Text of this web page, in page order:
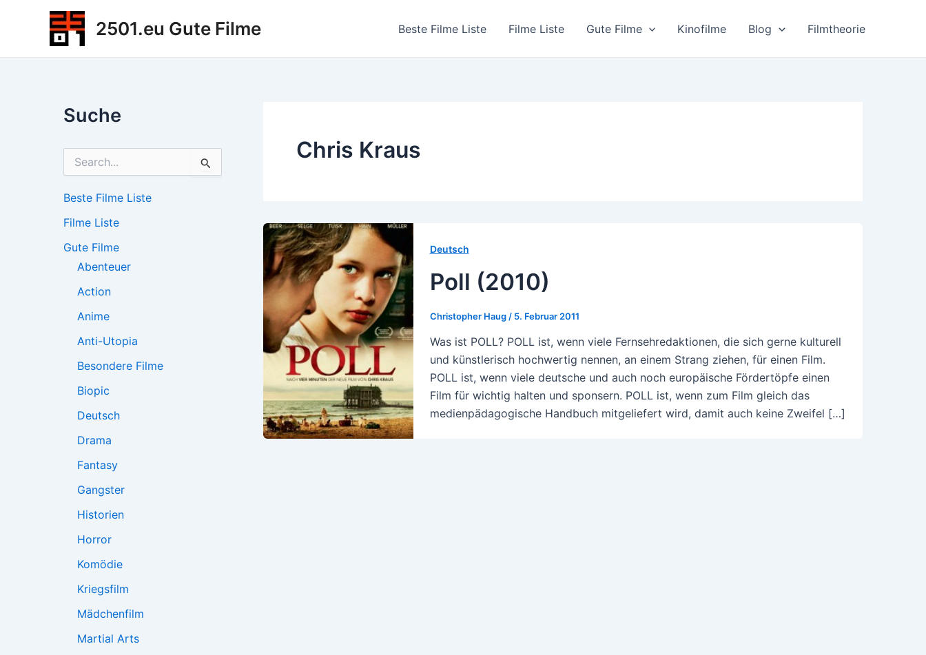
2501.eu Gute Filme Beste Filme Liste Filme Liste Gute Filme Kinofilme Blog Filmtheorie
Suche
h
n
a
Beste Filme Liste
Filme Liste
Gute Filme
Abenteuer
Action
Anime
Anti-Utopia
Besondere Filme
Biopic
Deutsch
Drama
Fantasy
Gangster
Historien
Horror
Komödie
Kriegsfilm
Mädchenfilm
Martial Arts
Chris Kraus
Deutsch
Poll (2010)
Christopher Haug / 5. Februar 2011
Was ist POLL? POLL ist, wenn viele Fernsehredaktionen, die sich gerne kulturell
und künstlerisch hochwertig nennen, an einem Strang ziehen, für einen Film.
POLL ist, wenn viele deutsche und auch noch europäische Fördertöpfe einen
Film für wichtig halten und sponsern. POLL ist, wenn zum Film gleich das
medienpädagogische Handbuch mitgeliefert wird, damit auch keine Zweifel […]